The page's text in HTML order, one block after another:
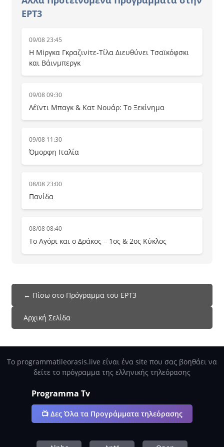
ΕΡΤ3
09/08 23:45
Η Μiργκα Γκραζινiτε-Τίλα Διευθύνει Τσαϊκόφσκι
και Βάινμπεργκ
09/08 09:30
Λέϊντι Μπαγκ & Κατ Νουάρ: Το Ξεκίνημα
09/08 11:30
Όμορφη Ιταλία
08/08 23:00
Πανίδα
08/08 08:40
Το Αγόρι και ο Δράκος – 1ος & 2ος Κύκλος
← Πίσω στο Πρόγραμμα του ΕΡΤ3
Αρχική Σελίδα
Το programmatileorasis.live είναι ένα site που σας βοηθάει να
δείτε το πρόγραμμα της ελληνικής τηλεόρασης
Programma Tv
📺 Δες Όλα τα Προγράμματα τηλεόρασης